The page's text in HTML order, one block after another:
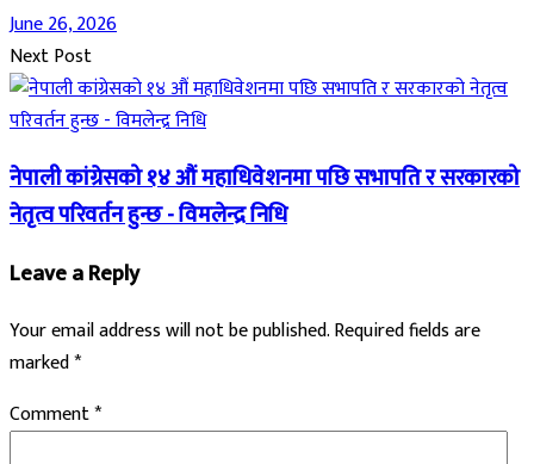
June 26, 2026
Next Post
नेपाली कांग्रेसको १४ औं महाधिवेशनमा पछि सभापति र सरकारको
नेतृत्व परिवर्तन हुन्छ - विमलेन्द्र निधि
Leave a Reply
Your email address will not be published.Required fields are
marked*
Comment*